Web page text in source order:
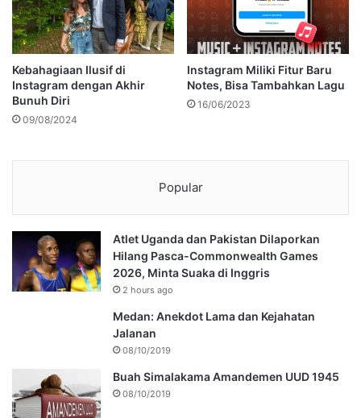
Kebahagiaan Ilusif di
Instagram dengan Akhir
Bunuh Diri
09/08/2024
Instagram Miliki Fitur Baru
Notes, Bisa Tambahkan Lagu
16/06/2023
Popular
Atlet Uganda dan Pakistan Dilaporkan
Hilang Pasca-Commonwealth Games
2026, Minta Suaka di Inggris
2 hours ago
Medan: Anekdot Lama dan Kejahatan
Jalanan
08/10/2019
Buah Simalakama Amandemen UUD 1945
08/10/2019